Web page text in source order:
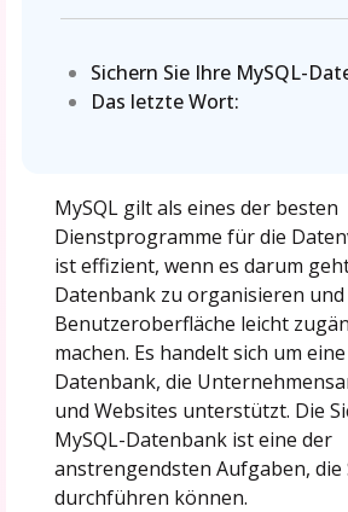
Sichern Sie Ihre MySQL-
Das letzte Wort:
MySQL gilt als eines der besten
Dienstprogramme für die
ist effizient, wenn es darum
Datenbank zu organisieren
Benutzeroberfläche leicht
machen. Es handelt sich um
Datenbank, die
und Websites unterstützt. Die
MySQL-Datenbank ist eine der
anstrengendsten Aufgaben, die
durchführen können.